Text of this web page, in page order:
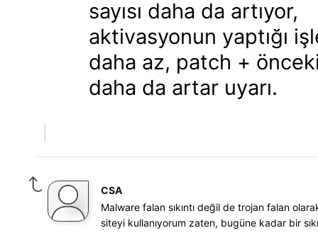
sayısı daha da artıyor,
aktivasyonun yaptığı
daha az, patch +
daha da artar uyarı.
CSA
Malware falan sıkıntı değil de trojan falan
siteyi kullanıyorum zaten, bugüne kadar bir